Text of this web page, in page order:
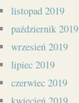
listopad 2019
październik 2019
wrzesień 2019
lipiec 2019
czerwiec 2019